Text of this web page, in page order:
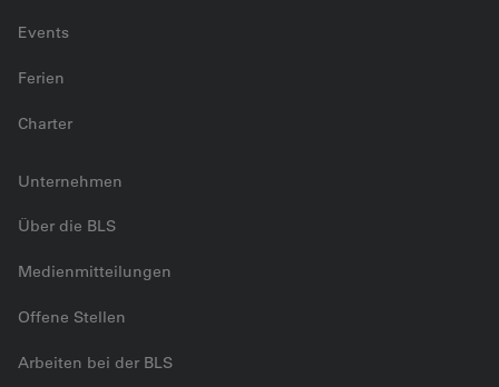
Events
Ferien
Charter
Unternehmen
Über die BLS
Medienmitteilungen
Offene Stellen
Arbeiten bei der BLS